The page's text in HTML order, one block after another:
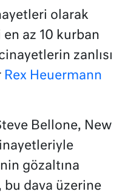
olarak
en az 10 kurban
zanlısı
Rex Heuermann
Bellone, New
gözaltına
bu dava üzerine